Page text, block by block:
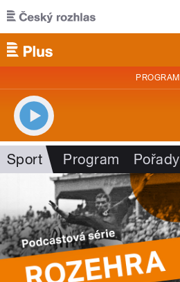
Přejít k hlavnímu obsahu
PROGRAM
Sport Program Pořady